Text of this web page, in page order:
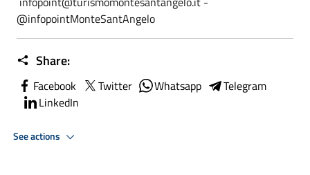
@infopointMonteSantAngelo
Share:
Facebook Twitter Whatsapp
Telegram
LinkedIn
See actions